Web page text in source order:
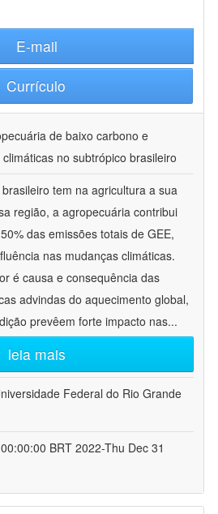
E-mail
Currículo
de baixo carbono e
no subtrópico brasileiro
tem na agricultura a sua
região, a agropecuária contribui
das emissões totais de GEE,
nas mudanças climáticas.
é causa e consequência das
advindas do aquecimento global,
prevêem forte impacto nas...
leia mais
Federal do Rio Grande
BRT 2022-Thu Dec 31